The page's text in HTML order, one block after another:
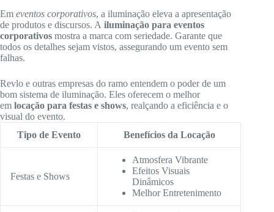
Em eventos corporativos, a iluminação eleva a apresentação
de produtos e discursos. A iluminação para eventos
corporativos mostra a marca com seriedade. Garante que
todos os detalhes sejam vistos, assegurando um evento sem
falhas.
Revlo e outras empresas do ramo entendem o poder de um
bom sistema de iluminação. Eles oferecem o melhor
em locação para festas e shows, realçando a eficiência e o
visual do evento.
Tipo de Evento
Benefícios da Locação
Festas e Shows
Atmosfera Vibrante
Efeitos Visuais
Dinâmicos
Melhor Entretenimento